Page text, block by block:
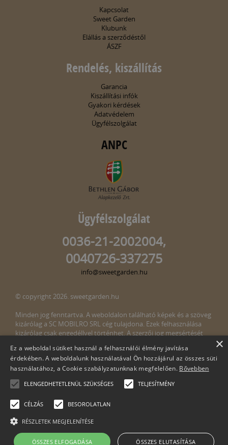
Kapcsolat
Sweet Garden
Klubunk
Elállás a szerződéstől
ÁSZF
Rendelés, kiszállítás
Garancia
Kiszállítási infók
Gyakori kérdések
Adatvédelem
Ügyfélszolgálat
ANPC
Ügyfélszolgálat
0036-21-2002004,
0040726-337275
info@sweetgarden.hu
© copyright 2026. sweetgarden.hu
Minden jog fenntartva. A weboldalon található képek és a szöveg
kizárólag a SC MOBILRO SRL cég tulajdona. Ezek felhasználása
kizárólag csak engedéllyel történhet. A szerzői jog megsértését
megsértését észlelné, kérjük, jelezze ezt felénk a következő e-mail
címen:info@sweetgarden.hu
Cégnév: SC Mobilro SRL
×
Ez a weboldal sütiket használ a felhasználói élmény javítása
érdekében. A weboldalunk használatával Ön hozzájárul az összes süti
használatához, a Cookie szabályzatunknak megfelelően. Bővebben
ELENGEDHETETLENÜL SZÜKSÉGES TELJESÍTMÉNY
CÉLZÁS BESOROLATLAN
RÉSZLETEK MEGJELENÍTÉSE
ÖSSZES ELFOGADÁSA ÖSSZES ELUTASÍTÁSA